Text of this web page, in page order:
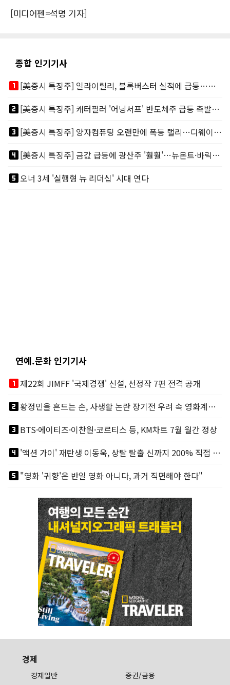
[미디어펜=석명 기자]
종합 인기기사
looks_one
[美증시 특징주] 일라이릴리, 블록버스터 실적에 급등…마운자로 매출 폭발
looks_two
[美증시 특징주] 캐터필러 '어닝서프' 반도체주 급등 촉발…"AI 데이터센터 건설 강력"
looks_3
[美증시 특징주] 양자컴퓨팅 오랜만에 폭등 랠리…디웨이브·아이온큐 주도
looks_4
[美증시 특징주] 금값 급등에 광산주 '훨훨'…뉴몬트·바릭마이닝 주도
looks_5오너 3세 '실행형 뉴 리더십' 시대 연다
연예.문화 인기기사
looks_one제22회 JIMFF '국제경쟁' 신설, 선정작 7편 전격 공개
looks_two
황정민을 흔드는 손, 사생활 논란 장기전 우려 속 영화계도 리스크
looks_3BTS·에이티즈·이찬원·코르티스 등, KM차트 7월 월간 정상
looks_4
'액션 가이' 재탄생 이동욱, 상탈 탈출 신까지 200% 직접 소화
looks_5"영화 '귀향'은 반일 영화 아니다, 과거 직면해야 한다"
경제
경제일반 증권/금융